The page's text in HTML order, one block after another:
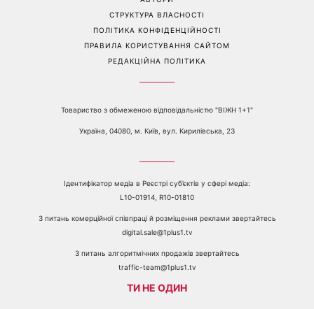
СТРУКТУРА ВЛАСНОСТІ
ПОЛІТИКА КОНФІДЕНЦІЙНОСТІ
ПРАВИЛА КОРИСТУВАННЯ САЙТОМ
РЕДАКЦІЙНА ПОЛІТИКА
Товариство з обмеженою відповідальністю "ВІЖН 1+1"
Україна, 04080, м. Київ, вул. Кирилівська, 23
Ідентифікатор медіа в Реєстрі суб’єктів у сфері медіа:
L10-01914, R10-01810
З питань комерційної співпраці й розміщення реклами звертайтесь
digital.sale@1plus1.tv
З питань алгоритмічних продажів звертайтесь
traffic-team@1plus1.tv
ТИ НЕ ОДИН